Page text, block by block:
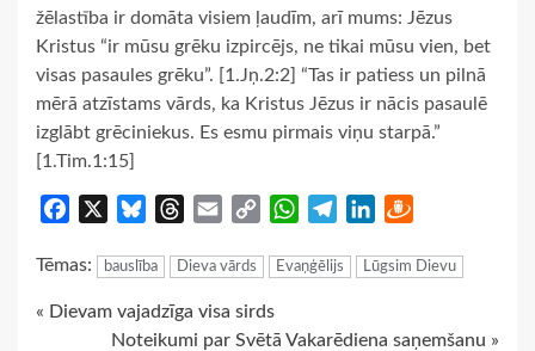
žēlastība ir domāta visiem ļaudīm, arī mums: Jēzus
Kristus “ir mūsu grēku izpircējs, ne tikai mūsu vien, bet
visas pasaules grēku”. [1.Jņ.2:2] “Tas ir patiess un pilnā
mērā atzīstams vārds, ka Kristus Jēzus ir nācis pasaulē
izglābt grēciniekus. Es esmu pirmais viņu starpā.”
[1.Tim.1:15]
Facebook BlueskyThreads
Email
Copy
WhatsApp
TelegramLinkedIn
Tēmas: bauslība Dieva vārds Evaņģēlijs Lūgsim Dievu
Continue
« Dievam vajadzīga visa sirds
Noteikumi par Svētā Vakarēdiena saņemšanu »